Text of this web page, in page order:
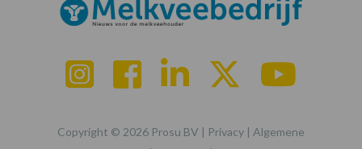
Copyright © 2026 Prosu BV | Privacy | Algemene